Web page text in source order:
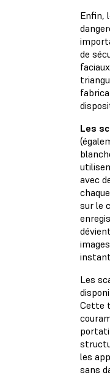
Enfin,
de
Les
avec
sur le
Les
Cette
les
sans